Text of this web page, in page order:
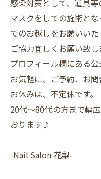
感染対策として、道具等
マスクをしての施術と
でのお越しをお願いいた
ご協力宜しくお願い致し
プロフィール欄にある
お気軽に、ご予約、お
お休みは、不定休です。
20代〜80代の方まで幅
おります♪
-Nail Salon 花梨-